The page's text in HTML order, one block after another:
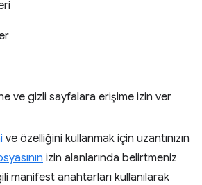
ve gizli sayfalara erişime izin ver
ve özelliğini kullanmak için uzantınızın
izin alanlarında belirtmeniz
manifest anahtarları kullanılarak